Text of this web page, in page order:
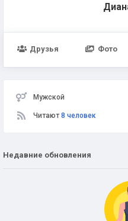
Друзья Фото
Мужской
Читают8 человек
Недавние обновления